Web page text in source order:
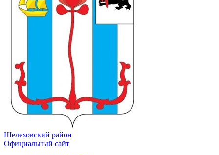
Шелеховский район
Официальный сайт